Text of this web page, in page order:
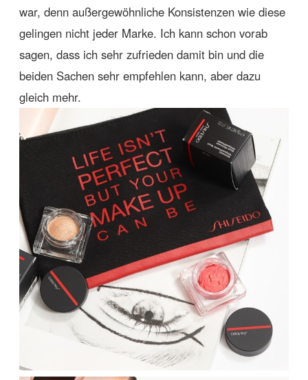
war, denn außergewöhnliche Konsistenzen wie diese
gelingen nicht jeder Marke. Ich kann schon vorab
sagen, dass ich sehr zufrieden damit bin und die
beiden Sachen sehr empfehlen kann, aber dazu
gleich mehr.